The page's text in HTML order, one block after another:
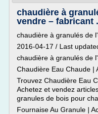
chaudière à
vendre – fabricant
chaudière à granulés de
2016-04-17 / Last
chaudière à granulés de
Chaudière Eau Chaude |
Trouvez Chaudière Eau
Achetez et vendez
granules de bois pour
Fournaise Au Granule |